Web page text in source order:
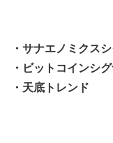
・サナエノミクス
・ビットコインシ
・天底トレンド